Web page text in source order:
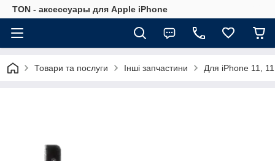
TON - аксессуары для Apple iPhone
Товари та послуги Інші запчастини Для iPhone 11,